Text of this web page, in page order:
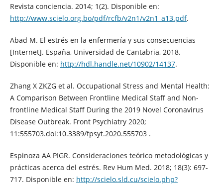
Revista conciencia. 2014; 1(2). Disponible en:
http://www.scielo.org.bo/pdf/rcfb/v2n1/v2n1_a13.pdf.
Abad M. El estrés en la enfermería y sus consecuencias
[Internet]. España, Universidad de Cantabria, 2018.
Disponible en: http://hdl.handle.net/10902/14137.
Zhang X ZKZG et al. Occupational Stress and Mental Health:
A Comparison Between Frontline Medical Staff and Non-
frontline Medical Staff During the 2019 Novel Coronavirus
Disease Outbreak. Front Psychiatry 2020;
11:555703.doi:10.3389/fpsyt.2020.555703 .
Espinoza AA PIGR. Consideraciones teórico metodológicas y
prácticas acerca del estrés. Rev Hum Med. 2018; 18(3): 697-
717. Disponible en: http://scielo.sld.cu/scielo.php?